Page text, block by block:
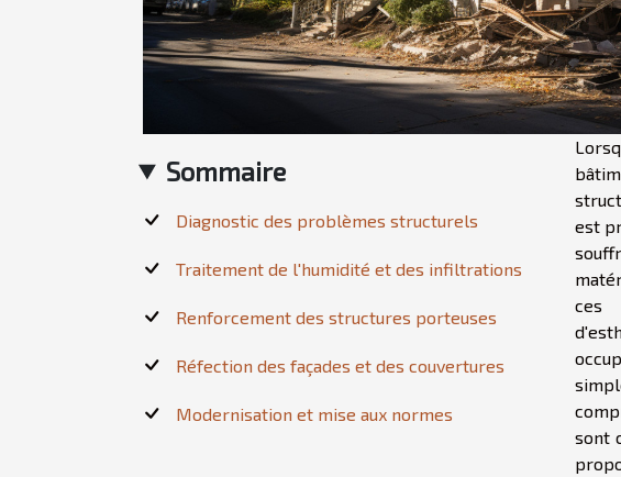
Sommaire
Diagnostic des problèmes structurels
Traitement de l'humidité et des infiltrations
Renforcement des structures porteuses
Réfection des façades et des couvertures
Modernisation et mise aux normes
est
ces
sont